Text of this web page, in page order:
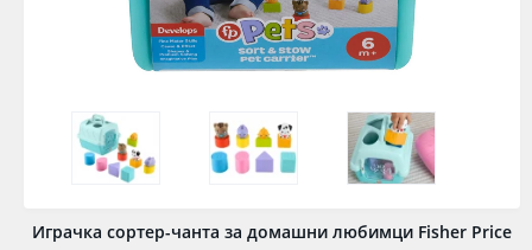
Играчка сортер-чанта за домашни любимци Fisher Price